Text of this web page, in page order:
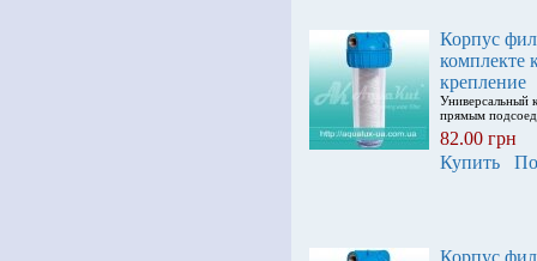
Корпус
комплекте
крепление
Универсальный
прямым
82.00 грн
Купить
Корпус